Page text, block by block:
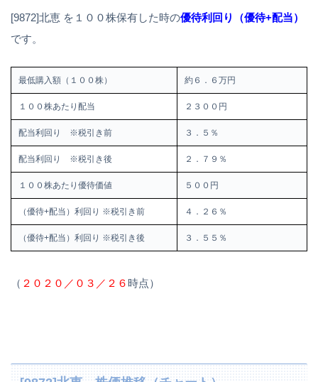
[9872]北恵 を１００株保有した時の優待利回り（優待+配当）
です。
最低購入額（１００株） 約６．６万円
１００株あたり配当 ２３００円
配当利回り ※税引き前 ３．５％
配当利回り ※税引き後 ２．７９％
１００株あたり優待価値 ５００円
（優待+配当）利回り ※税引き前 ４．２６％
（優待+配当）利回り ※税引き後 ３．５５％
（ ２０２０／０３／２６時点）